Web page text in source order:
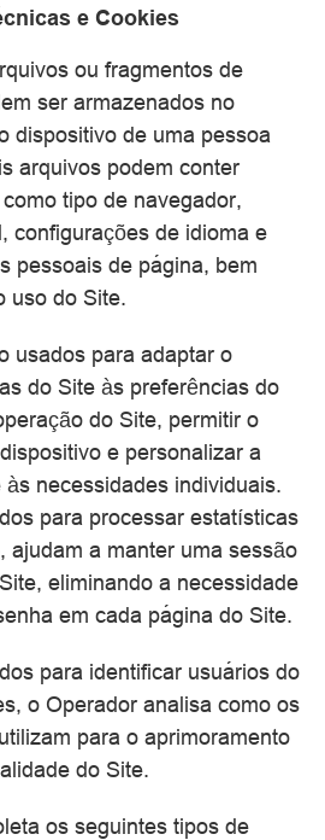
e Cookies
ou fragmentos de
ser armazenados no
dispositivo de uma pessoa
arquivos podem conter
tipo de navegador,
configurações de idioma e
pessoais de página, bem
uso do Site.
usados para adaptar o
do Site às preferências do
do Site, permitir o
e personalizar a
necessidades individuais.
para processar estatísticas
ajudam a manter uma sessão
eliminando a necessidade
em cada página do Site.
para identificar usuários do
o Operador analisa como os
para o aprimoramento
do Site.
os seguintes tipos de